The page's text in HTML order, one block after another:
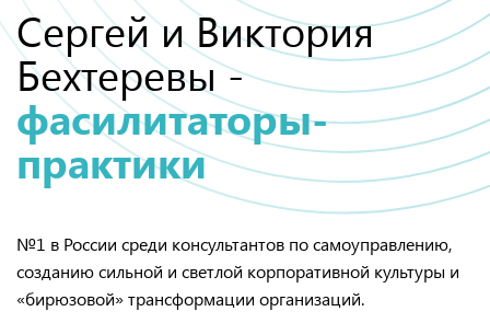
Сергей и Виктория
Бехтеревы -
фасилитаторы-
практики
№1 в России среди консультантов по самоуправлению,
созданию сильной и светлой корпоративной культуры и
«бирюзовой» трансформации организаций.